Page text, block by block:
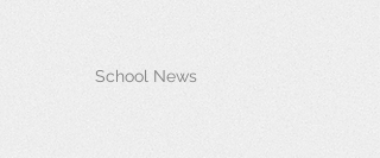
School News